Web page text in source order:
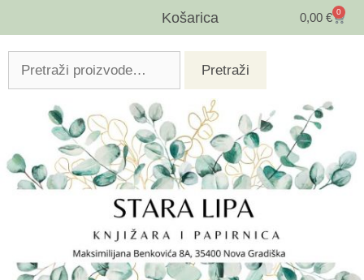
Košarica 0,00 € 0
Pretraži